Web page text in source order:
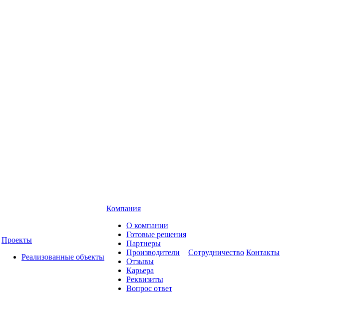
Проекты
Реализованные объекты
Компания
О компании
Готовые решения
Партнеры
Производители
Отзывы
Карьера
Реквизиты
Вопрос ответ
Сотрудничество Контакты